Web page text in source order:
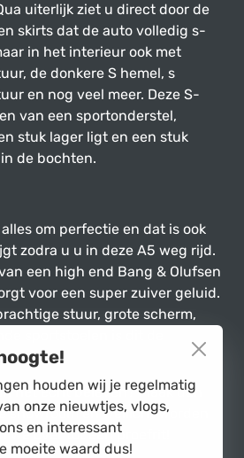
uiterlijk ziet u direct door de
skirts dat de auto volledig s-
in het interieur ook met
de donkere S hemel, s
en nog veel meer. Deze S-
van een sportonderstel,
stuk lager ligt en een stuk
de bochten.
om perfectie en dat is ook
zodra u u in deze A5 weg rijd.
een high end Bang & Olufsen
voor een super zuiver geluid.
stuur, grote scherm,
sportstoelen is dit de
het echt beleven? Maak dan
showroom en wellicht worden
we over tot een proefrit!
houden wij je regelmatig
onze nieuwtjes, vlogs,
en interessant
moeite waard dus!